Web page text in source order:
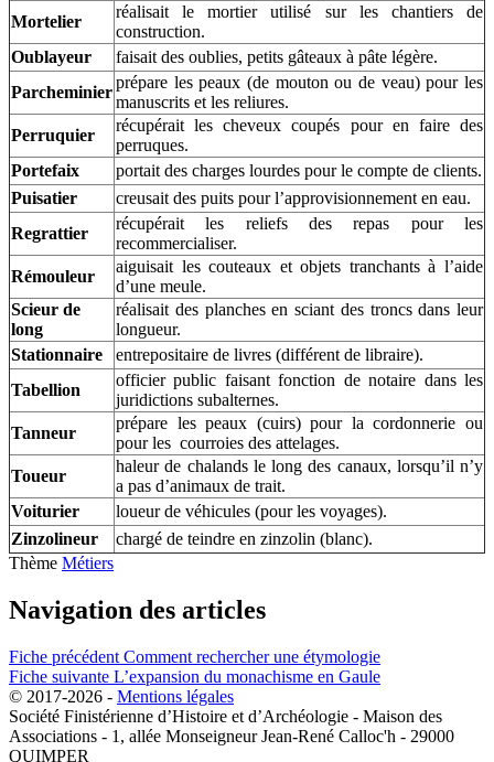
Mortelier
réalisait le mortier utilisé sur les chantiers de
construction.
Oublayeur
faisait des oublies, petits gâteaux à pâte légère.
Parcheminier
prépare les peaux (de mouton ou de veau) pour les
manuscrits et les reliures.
Perruquier
récupérait les cheveux coupés pour en faire des
perruques.
Portefaix
portait des charges lourdes pour le compte de clients.
Puisatier
creusait des puits pour l’approvisionnement en eau.
Regrattier
récupérait les reliefs des repas pour les
recommercialiser.
Rémouleur
aiguisait les couteaux et objets tranchants à l’aide
d’une meule.
Scieur de
long
réalisait des planches en sciant des troncs dans leur
longueur.
Stationnaire
entrepositaire de livres (différent de libraire).
Tabellion
officier public faisant fonction de notaire dans les
juridictions subalternes.
Tanneur
prépare les peaux (cuirs) pour la cordonnerie ou
pour les courroies des attelages.
Toueur
haleur de chalands le long des canaux, lorsqu’il n’y
a pas d’animaux de trait.
Voiturier
loueur de véhicules (pour les voyages).
Zinzolineur
chargé de teindre en zinzolin (blanc).
Thème Métiers
Navigation des articles
Fiche précédent Comment rechercher une étymologie
Fiche suivante L’expansion du monachisme en Gaule
© 2017-2026 - Mentions légales
Société Finistérienne d’Histoire et d’Archéologie - Maison des
Associations - 1, allée Monseigneur Jean-René Calloc'h - 29000
QUIMPER